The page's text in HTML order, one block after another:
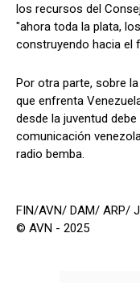
los recursos del
"ahora toda la plata,
construyendo hacia el
Por otra parte, sobre
que enfrenta
desde la juventud
comunicación
radio bemba.
FIN/AVN/ DAM/ ARP/
© AVN - 2025